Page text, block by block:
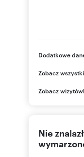
Dodatkowe
ul. Cieślewskich
mazowieckie
Zobacz
Zobacz
Nie